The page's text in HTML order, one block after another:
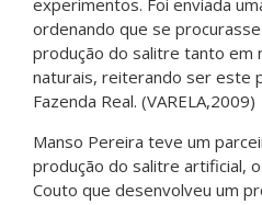
experimentos. Foi enviada
ordenando que se
produção do salitre tanto em
naturais, reiterando ser este
Fazenda Real. (VARELA,2009)
Manso Pereira teve um
produção do salitre artificial,
Couto que desenvolveu um